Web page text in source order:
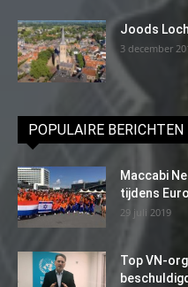
Joods
3 december
POPULAIRE BERICHTEN
Maccabi
tijdens
29 juli 2019
Top VN-